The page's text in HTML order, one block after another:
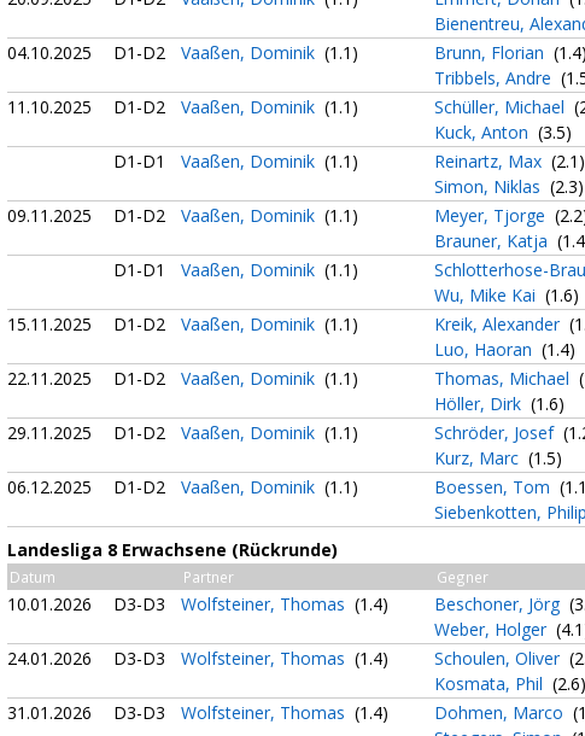
Bienentreu,
04.10.2025 D1-D2 Vaaßen, Dominik (1.1) Brunn, Florian (1.4)
Tribbels, Andre
11.10.2025 D1-D2 Vaaßen, Dominik (1.1) Schüller, Michael
Kuck, Anton (3.5)
D1-D1 Vaaßen, Dominik (1.1) Reinartz, Max (2.1)
Simon, Niklas (2.3)
09.11.2025 D1-D2 Vaaßen, Dominik (1.1) Meyer, Tjorge
Brauner, Katja
D1-D1 Vaaßen, Dominik (1.1) Schlotterhose-
Wu, Mike Kai (1.6)
15.11.2025 D1-D2 Vaaßen, Dominik (1.1) Kreik, Alexander
Luo, Haoran (1.4)
22.11.2025 D1-D2 Vaaßen, Dominik (1.1) Thomas, Michael
Höller, Dirk (1.6)
29.11.2025 D1-D2 Vaaßen, Dominik (1.1) Schröder, Josef
Kurz, Marc (1.5)
06.12.2025 D1-D2 Vaaßen, Dominik (1.1) Boessen, Tom
Siebenkotten,
Landesliga 8 Erwachsene (Rückrunde)
Datum Partner Gegner
10.01.2026 D3-D3 Wolfsteiner, Thomas (1.4) Beschoner, Jörg
Weber, Holger
24.01.2026 D3-D3 Wolfsteiner, Thomas (1.4) Schoulen, Oliver
Kosmata, Phil (2.6)
31.01.2026 D3-D3 Wolfsteiner, Thomas (1.4) Dohmen, Marco